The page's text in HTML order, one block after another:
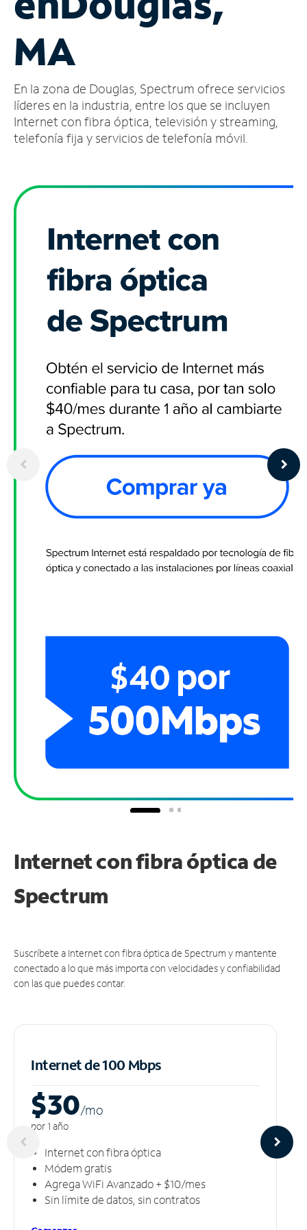
cuenta
Encuentra
tienda
MA
En la zona de Douglas, Spectrum ofrece servicios
líderes en la industria, entre los que se incluyen
Internet con fibra óptica, televisión y streaming,
telefonía fija y servicios de telefonía móvil.
Internet con fibra óptica de
Spectrum
Suscríbete a Internet con fibra óptica de Spectrum y mantente
conectado a lo que más importa con velocidades y confiabilidad
con las que puedes contar.
Internet de 100 Mbps
$30/mo
por 1 año
Internet con fibra óptica
Módem gratis
Agrega WiFi Avanzado + $10/mes
Sin límite de datos, sin contratos